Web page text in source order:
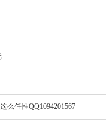
么任性QQ1094201567